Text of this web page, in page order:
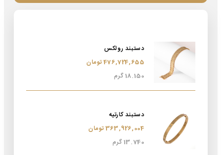
دستبند رولکس
476,724,655 تومان
18.150 گرم
دستبند کارتیه
363,926,004 تومان
13.740 گرم